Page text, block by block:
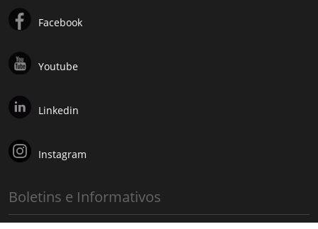
Facebook
Youtube
Linkedin
Instagram
Boletins e Informativos